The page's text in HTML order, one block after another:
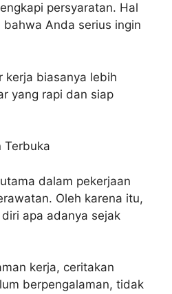
persyaratan. Hal
bahwa Anda serius ingin
kerja biasanya lebih
yang rapi dan siap
Terbuka
dalam pekerjaan
Oleh karena itu,
apa adanya sejak
kerja, ceritakan
berpengalaman, tidak